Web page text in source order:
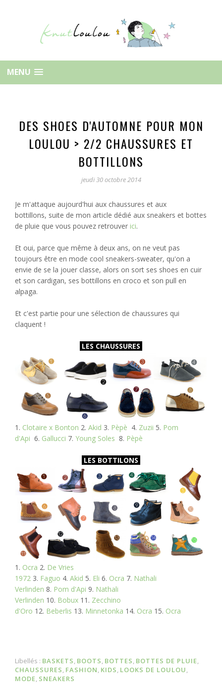
MENU
DES SHOES D'AUTOMNE POUR MON
LOULOU > 2/2 CHAUSSURES ET
BOTTILLONS
jeudi 30 octobre 2014
Je m'attaque aujourd'hui aux chaussures et aux
bottillons, suite de mon article dédié aux sneakers et bottes
de pluie que vous pouvez retrouver ici.
Et oui, parce que même à deux ans, on ne veut pas
toujours être en mode cool sneakers-sweater, qu'on a
envie de se la jouer classe, alors on sort ses shoes en cuir
et son cardigan, ses bottillons en croco et son pull en
alpaga.
Et c'est partie pour une sélection de chaussures qui
claquent !
LES CHAUSSURES
1. Clotaire x Bonton 2. Akid 3. Pèpè 4. Zuzii 5. Pom
d'Api 6. Gallucci 7. Young Soles 8. Pèpè
LES BOTTILONS
1. Ocra 2. De Vries
1972 3. Faguo 4. Akid 5. Eli 6. Ocra 7. Nathali
Verlinden 8. Pom d'Api 9. Nathali
Verlinden 10. Bobux 11. Zecchino
d'Oro 12. Beberlis 13. Minnetonka 14. Ocra 15. Ocra
Libellés : BASKETS, BOOTS, BOTTES, BOTTES DE PLUIE,
CHAUSSURES, FASHION, KIDS, LOOKS DE LOULOU,
MODE, SNEAKERS